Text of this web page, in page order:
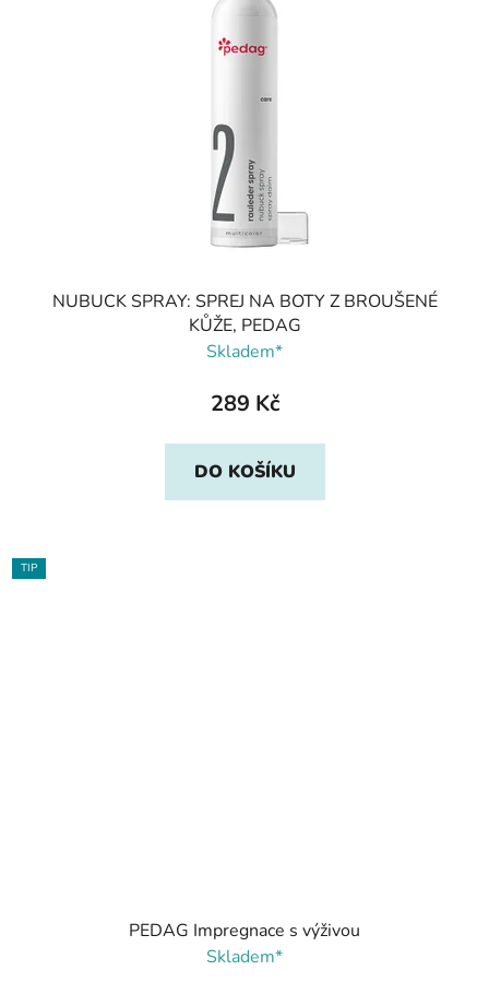
NUBUCK SPRAY: SPREJ NA BOTY Z BROUŠENÉ
KŮŽE, PEDAG
Skladem*
289 Kč
DO KOŠÍKU
TIP
PEDAG Impregnace s výživou
Skladem*